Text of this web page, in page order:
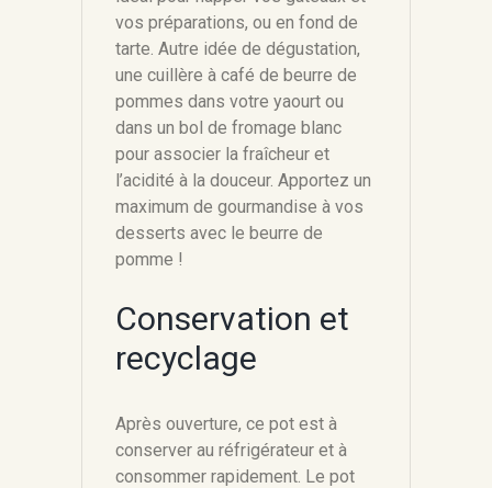
vos préparations, ou en fond de
tarte. Autre idée de dégustation,
une cuillère à café de beurre de
pommes dans votre yaourt ou
dans un bol de fromage blanc
pour associer la fraîcheur et
l’acidité à la douceur. Apportez un
maximum de gourmandise à vos
desserts avec le beurre de
pomme !
Conservation et
recyclage
Après ouverture, ce pot est à
conserver au réfrigérateur et à
consommer rapidement. Le pot